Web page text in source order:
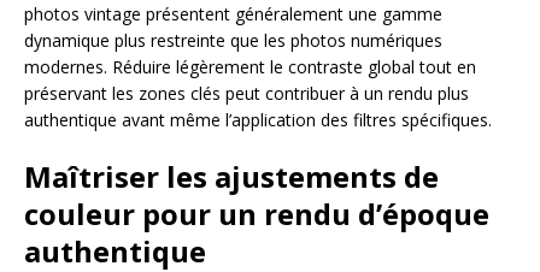
photos vintage présentent généralement une gamme
dynamique plus restreinte que les photos numériques
modernes. Réduire légèrement le contraste global tout en
préservant les zones clés peut contribuer à un rendu plus
authentique avant même l’application des filtres spécifiques.
Maîtriser les ajustements de
couleur pour un rendu d’époque
authentique